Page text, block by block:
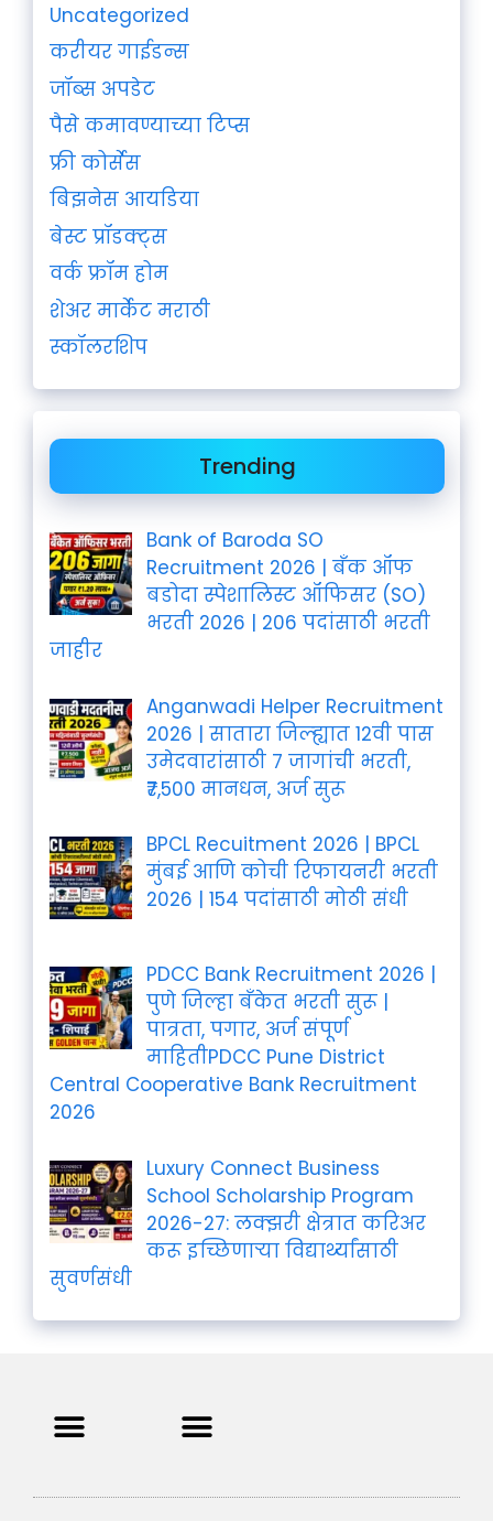
Uncategorized
करीयर गाईडन्स
जॉब्स अपडेट
पैसे कमावण्याच्या टिप्स
फ्री कोर्सेस
बिझनेस आयडिया
बेस्ट प्रॉडक्ट्स
वर्क फ्रॉम होम
शेअर मार्केट मराठी
स्कॉलरशिप
Trending
Bank of Baroda SO
Recruitment 2026 | बँक ऑफ
बडोदा स्पेशालिस्ट ऑफिसर (SO)
भरती 2026 | 206 पदांसाठी भरती
जाहीर
Anganwadi Helper Recruitment
2026 | सातारा जिल्ह्यात 12वी पास
उमेदवारांसाठी 7 जागांची भरती,
₹7,500 मानधन, अर्ज सुरू
BPCL Recuitment 2026 | BPCL
मुंबई आणि कोची रिफायनरी भरती
2026 | 154 पदांसाठी मोठी संधी
PDCC Bank Recruitment 2026 |
पुणे जिल्हा बँकेत भरती सुरू |
पात्रता, पगार, अर्ज संपूर्ण
माहितीPDCC Pune District
Central Cooperative Bank Recruitment
2026
Luxury Connect Business
School Scholarship Program
2026-27: लक्झरी क्षेत्रात करिअर
करू इच्छिणाऱ्या विद्यार्थ्यांसाठी
सुवर्णसंधी